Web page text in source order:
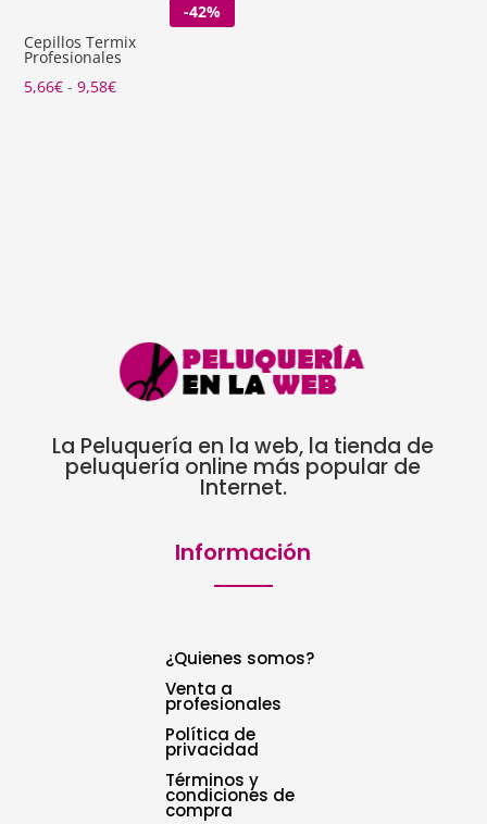
-42%
Cepillos Termix
Profesionales
5,66€ - 9,58€Rango
La Peluquería en la web, la tienda de
peluquería online más popular de
Internet.
Información
¿Quienes somos?
Venta a
profesionales
Política de
privacidad
Términos y
condiciones de
compra